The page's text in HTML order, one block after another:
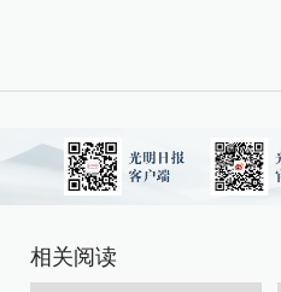
相关阅读